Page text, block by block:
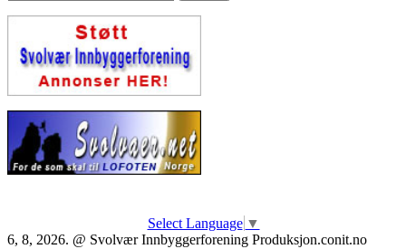
Select Language ▼
6, 8, 2026. @ Svolvær Innbyggerforening Produksjon.conit.no